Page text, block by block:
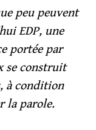
peu peuvent
EDP, une
portée par
se construit
à condition
la parole.